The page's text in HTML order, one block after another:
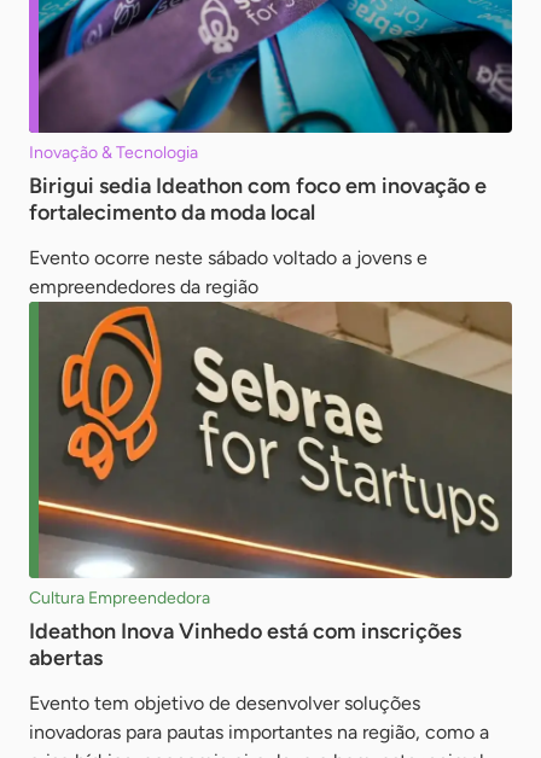
Inovação & Tecnologia
Birigui sedia Ideathon com foco em inovação e
fortalecimento da moda local
Evento ocorre neste sábado voltado a jovens e
empreendedores da região
Cultura Empreendedora
Ideathon Inova Vinhedo está com inscrições
abertas
Evento tem objetivo de desenvolver soluções
inovadoras para pautas importantes na região, como a